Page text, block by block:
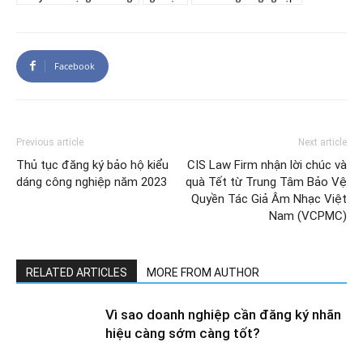
Facebook
Previous article
Thủ tục đăng ký bảo hộ kiểu
dáng công nghiệp năm 2023
Next article
CIS Law Firm nhận lời chúc và
quà Tết từ Trung Tâm Bảo Vệ
Quyền Tác Giả Âm Nhạc Việt
Nam (VCPMC)
RELATED ARTICLES MORE FROM AUTHOR
Vì sao doanh nghiệp cần đăng ký nhãn
hiệu càng sớm càng tốt?